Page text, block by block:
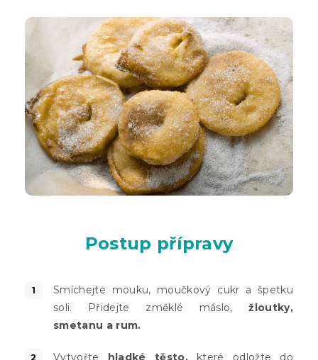
Postup přípravy
Smíchejte mouku, moučkový cukr a špetku
soli. Přidejte změklé máslo,žloutky,
smetanu a rum.
Vytvořte hladké těsto,které odložte do